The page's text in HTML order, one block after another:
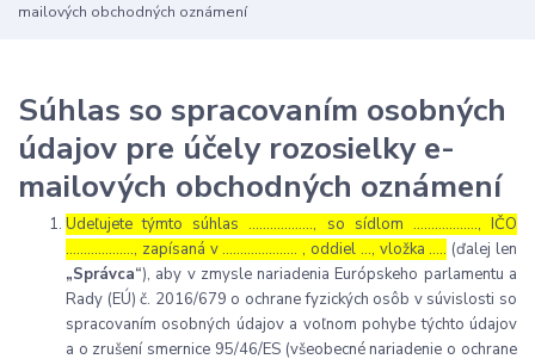
mailových obchodných oznámení
Súhlas so spracovaním osobných
údajov pre účely rozosielky e-
mailových obchodných oznámení
Udeľujete týmto súhlas ……………..., so sídlom ………………, IČO
………………., zapísaná v ………………… , oddiel …, vložka ….. (ďalej len
„Správca“), aby v zmysle nariadenia Európskeho parlamentu a
Rady (EÚ) č. 2016/679 o ochrane fyzických osôb v súvislosti so
spracovaním osobných údajov a voľnom pohybe týchto údajov
a o zrušení smernice 95/46/ES (všeobecné nariadenie o ochrane